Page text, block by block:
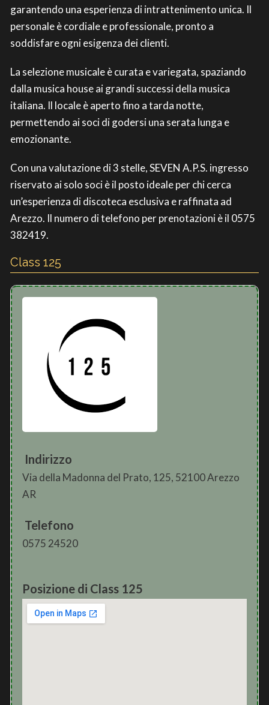
garantendo una esperienza di intrattenimento unica. Il
personale è cordiale e professionale, pronto a
soddisfare ogni esigenza dei clienti.
La selezione musicale è curata e variegata, spaziando
dalla musica house ai grandi successi della musica
italiana. Il locale è aperto fino a tarda notte,
permettendo ai soci di godersi una serata lunga e
emozionante.
Con una valutazione di 3 stelle, SEVEN A.P.S. ingresso
riservato ai solo soci è il posto ideale per chi cerca
un’esperienza di discoteca esclusiva e raffinata ad
Arezzo. Il numero di telefono per prenotazioni è il 0575
382419.
Class 125
Indirizzo
Via della Madonna del Prato, 125, 52100 Arezzo
AR
Telefono
0575 24520
Posizione di Class 125